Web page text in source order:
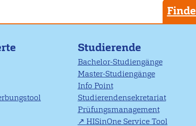
Studierende
Bachelor-Studiengänge
Master-Studiengänge
Info Point
Studierendensekretariat
Prüfungsmanagement
HISinOne Service Tool